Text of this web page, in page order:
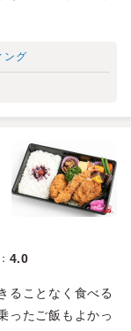
ング
： 4.0
ることなく食べる
ったご飯もよかっ